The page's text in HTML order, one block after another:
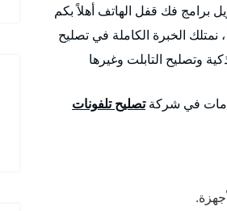
برامج فك قفل الهاتف أهلاً بكم
الخبرة الكاملة في تصليح
وتصليح التابلت وغيرها
في شركةتصليح تلفونات